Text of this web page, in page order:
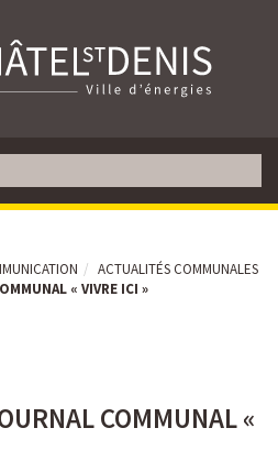
ACTUALITÉS COMMUNALES
« VIVRE ICI »
COMMUNAL «